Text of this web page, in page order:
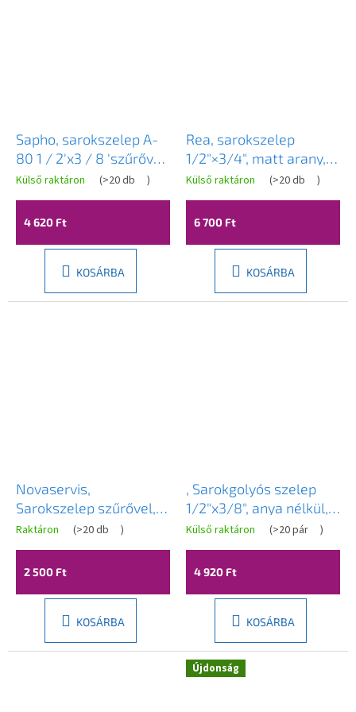
Sapho, sarokszelep A-
80 1 / 2'x3 / 8 'szűrővel,
vízkőmentes, króm
Külső raktáron (>20 db )
4 620 Ft
KOSÁRBA
Rea, sarokszelep
1/2"×3/4", matt arany,
REA-12011
Külső raktáron (>20 db )
6 700 Ft
KOSÁRBA
Novaservis,
Sarokszelep szűrővel,
kupakkal és fém karral
1/2x3/8, Z1238KF
Raktáron (>20 db )
2 500 Ft
KOSÁRBA
, Sarokgolyós szelep
1/2"x3/8", anya nélkül,
pár, fekete matt, 5306B
Külső raktáron (>20 pár )
4 920 Ft
KOSÁRBA
Újdonság